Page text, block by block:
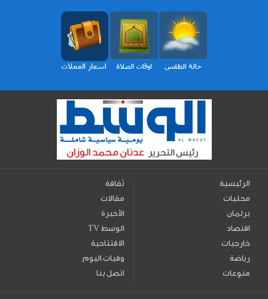
الرئيسية
محليات
برلمان
اقتصاد
خارجيات
رياضة
منوعات
ثقافة
مقالات
الأخيرة
TV الوسط
الافتتاحية
وفيات اليوم
اتصل بنا